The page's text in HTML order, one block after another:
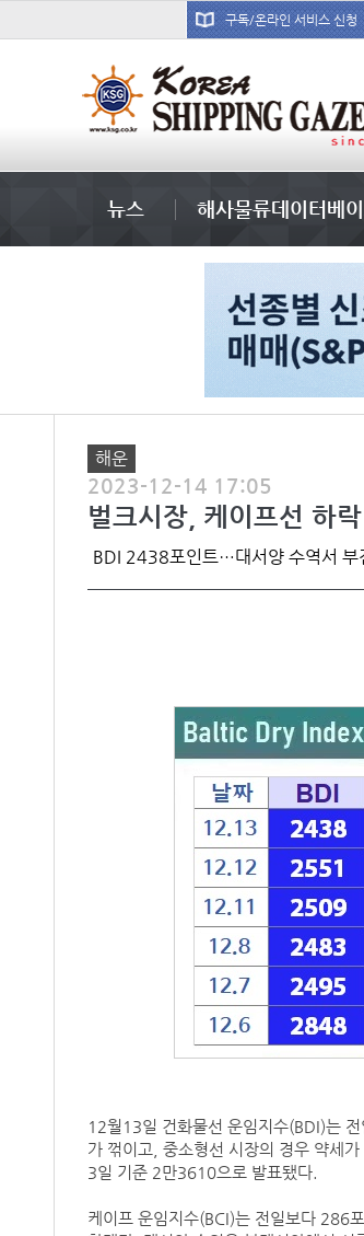
구독/온라인 서비스 신청
뉴스 해사물류데이터베
해운
2023-12-14 17:05
벌크시장, 케이프선 하
BDI 2438포인트…대서양 수역서 부
12월13일 건화물선 운임지수(BDI)는
가 꺾이고, 중소형선 시장의 경우 약세
3일 기준 2만3610으로 발표됐다.
케이프 운임지수(BCI)는 전일보다 286